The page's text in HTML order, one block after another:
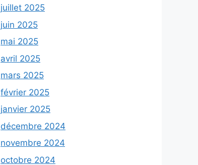
juillet 2025
juin 2025
mai 2025
avril 2025
mars 2025
février 2025
janvier 2025
décembre 2024
novembre 2024
octobre 2024